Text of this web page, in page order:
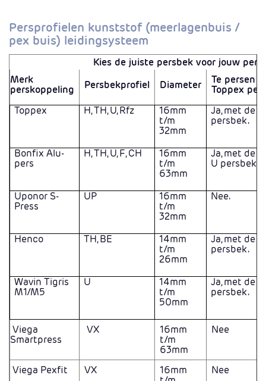
Persprofielen kunststof (meerlagenbuis /
pex buis) leidingsysteem
Kies de juiste persbek voor jouw
Merk
perskoppeling
Persbekprofiel Diameter
Te persen
Toppex
Toppex
H, TH, U, Rfz
16mm
t/m
32mm
Ja, met de
persbek.
Bonfix Alu-
pers
H, TH, U, F, CH
16mm
t/m
63mm
Ja, met de
U persbek.
Uponor S-
Press
UP
16mm
t/m
32mm
Nee.
Henco TH, BE
14mm
t/m
26mm
Ja, met de
persbek.
Wavin Tigris
M1/M5
U
14mm
t/m
50mm
Ja, met de U
persbek.
Viega
Smartpress
VX
16mm
t/m
63mm
Nee
Viega Pexfit VX
16mm
Nee